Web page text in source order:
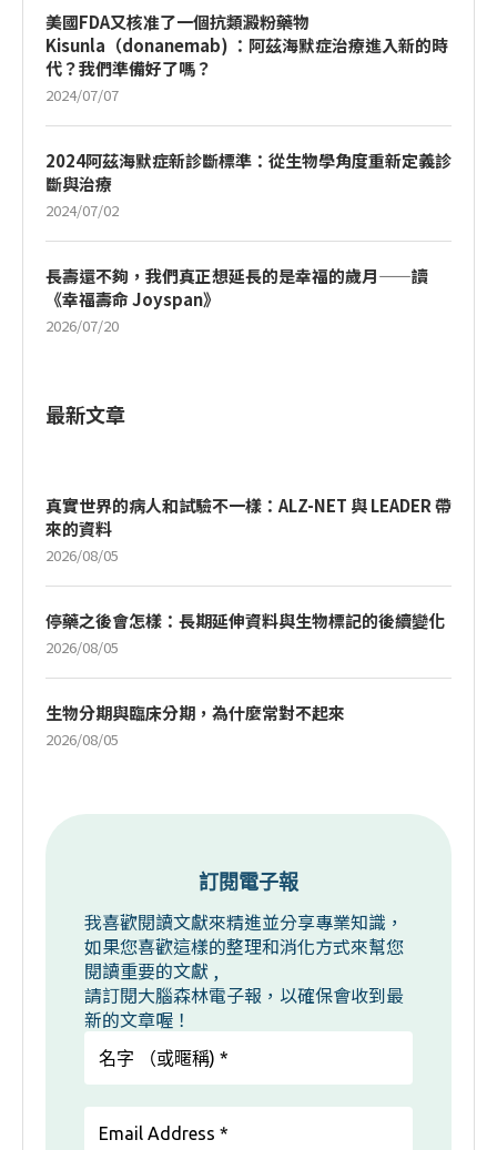
美國FDA又核准了一個抗類澱粉藥物
Kisunla（donanemab) ：阿茲海默症治療進入新的時
代？我們準備好了嗎？
2024/07/07
2024阿茲海默症新診斷標準：從生物學角度重新定義診
斷與治療
2024/07/02
長壽還不夠，我們真正想延長的是幸福的歲月——讀
《幸福壽命 Joyspan》
2026/07/20
最新文章
真實世界的病人和試驗不一樣：ALZ-NET 與 LEADER 帶
來的資料
2026/08/05
停藥之後會怎樣：長期延伸資料與生物標記的後續變化
2026/08/05
生物分期與臨床分期，為什麼常對不起來
2026/08/05
訂閱電子報
我喜歡閱讀文獻來精進並分享專業知識，
如果您喜歡這樣的整理和消化方式來幫您
閱讀重要的文獻 ,
請訂閱大腦森林電子報，以確保會收到最
新的文章喔！